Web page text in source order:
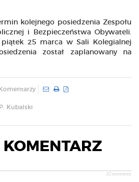
kolejnego posiedzenia Zespołu
i Bezpieczeństwa Obywateli.
25 marca w Sali Kolegialnej
został zaplanowany na
Kubalski
KOMENTARZ
JComments